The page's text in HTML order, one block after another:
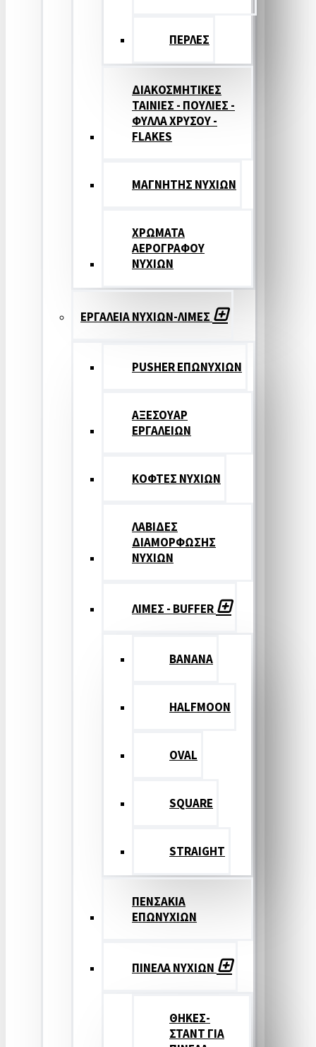
ΠΕΡΛΕΣ
ΔΙΑΚΟΣΜΗΤΙΚΕΣ
ΤΑΙΝΙΕΣ - ΠΟΥΛΙΕΣ -
ΦΥΛΛΑ ΧΡΥΣΟΥ -
FLAKES
ΜΑΓΝΗΤΗΣ ΝΥΧΙΩΝ
ΧΡΩΜΑΤΑ
ΑΕΡΟΓΡΑΦΟΥ
ΝΥΧΙΩΝ
ΕΡΓΑΛΕΙΑ ΝΥΧΙΩΝ-ΛΙΜΕΣ
PUSHER ΕΠΩΝΥΧΙΩΝ
ΑΞΕΣΟΥΑΡ
ΕΡΓΑΛΕΙΩΝ
ΚΟΦΤΕΣ ΝΥΧΙΩΝ
ΛΑΒΙΔΕΣ
ΔΙΑΜΟΡΦΩΣΗΣ
ΝΥΧΙΩΝ
ΛΙΜΕΣ - BUFFER
BANANA
HALFMOON
OVAL
SQUARE
STRAIGHT
ΠΕΝΣΑΚΙΑ
ΕΠΩΝΥΧΙΩΝ
ΠΙΝΕΛΑ ΝΥΧΙΩΝ
ΘΗΚΕΣ-
ΣΤΑΝΤ ΓΙΑ